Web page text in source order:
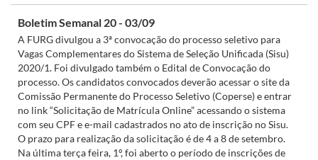
Boletim Semanal 20 - 03/09
A FURG divulgou a 3ª convocação do processo seletivo para
Vagas Complementares do Sistema de Seleção Unificada (Sisu)
2020/1. Foi divulgado também o Edital de Convocação do
processo. Os candidatos convocados deverão acessar o site da
Comissão Permanente do Processo Seletivo (Coperse) e entrar
no link “Solicitação de Matrícula Online” acessando o sistema
com seu CPF e e-mail cadastrados no ato de inscrição no Sisu.
O prazo para realização da solicitação é de 4 a 8 de setembro.
Na última terça feira, 1º, foi aberto o período de inscrições de